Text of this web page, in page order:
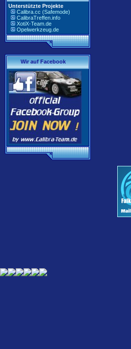
Unterstützte Projekte
Calibra.cc (Safemode)
CalibraTreffen.info
XotiX-Team.de
Opelwerkzeug.de
Wir auf Facebook